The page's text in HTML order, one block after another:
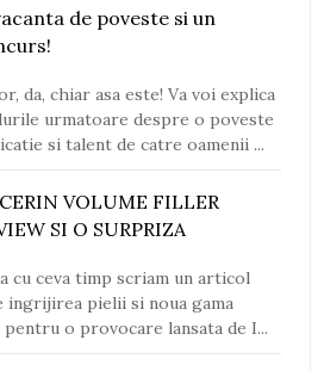
de poveste si un
da, chiar asa este! Va voi explica
urmatoare despre o poveste
si talent de catre oamenii ...
VOLUME FILLER
SI O SURPRIZA
cu ceva timp scriam un articol
ingrijirea pielii si noua gama
o provocare lansata de I...